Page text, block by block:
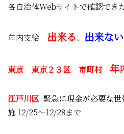
各自治体Webサイトで確認でき
年内支給 出来る、 出来ない
東京 東京２３区 市町村 年
江戸川区 緊急に現金が必要な
施 12/25～12/28まで